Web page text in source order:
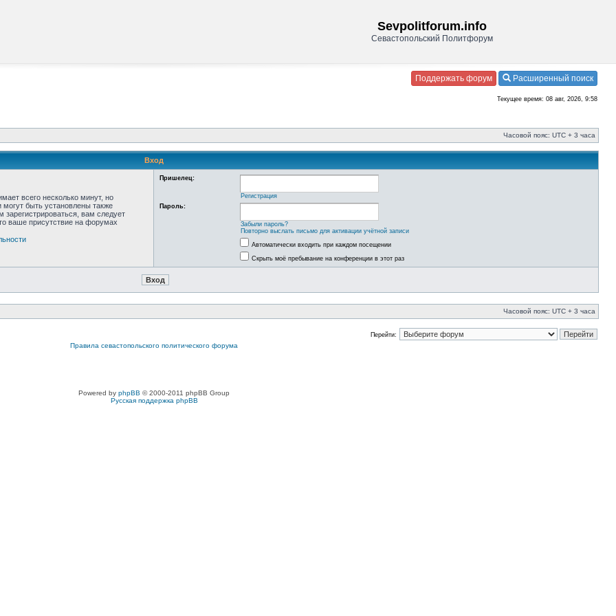
Sevpolitforum.info
Севастопольский Политфорум
Поддержать форум Расширенный поиск
Текущее время: 08 авг, 2026, 9:58
Часовой пояс: UTC + 3 часа
Вход
всего несколько минут, но
быть установлены также
зарегистрироваться, вам следует
ваше присутствие на форумах
Пришелец:
Регистрация
Пароль:
Забыли пароль?
Повторно выслать письмо для активации учётной записи
Автоматически входить при каждом посещении
Скрыть моё пребывание на конференции в этот раз
Часовой пояс: UTC + 3 часа
Перейти:
Правила севастопольского политического форума
Powered by phpBB © 2000-2011 phpBB Group
Русская поддержка phpBB